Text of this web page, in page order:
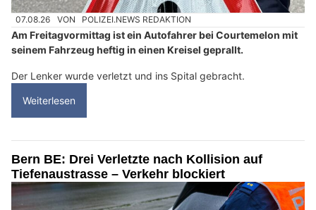
07.08.26 VON POLIZEI.NEWS REDAKTION
Am Freitagvormittag ist ein Autofahrer bei Courtemelon mit
seinem Fahrzeug heftig in einen Kreisel geprallt.
Der Lenker wurde verletzt und ins Spital gebracht.
Weiterlesen
Bern BE: Drei Verletzte nach Kollision auf
Tiefenaustrasse – Verkehr blockiert